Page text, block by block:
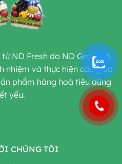
ND Fresh do ND Group là
nhiệm và thực hiện các giao
phẩm hàng hoá tiêu dùng
yếu.
CHÚNG TÔI